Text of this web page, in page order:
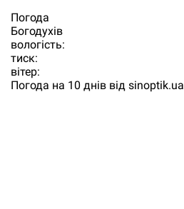
Погода
Богодухiв
вологість:
тиск:
вітер:
Погода на 10 днів від sinoptik.ua